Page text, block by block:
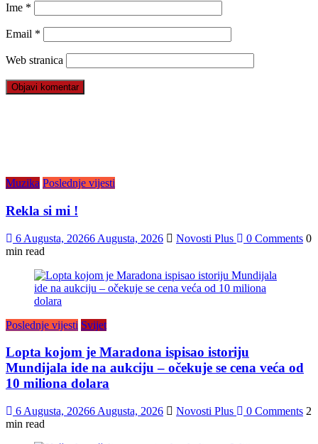
Ime *
Email *
Web stranica
Muzika Poslednje vijesti
Rekla si mi !
6 Augusta, 20266 Augusta, 2026 Novosti Plus 0 Comments 0
min read
Poslednje vijesti Svijet
Lopta kojom je Maradona ispisao istoriju
Mundijala ide na aukciju – očekuje se cena veća od
10 miliona dolara
6 Augusta, 20266 Augusta, 2026 Novosti Plus 0 Comments 2
min read